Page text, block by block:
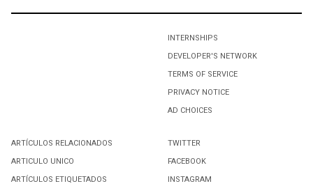
Promueve René Bejarano “Movimiento Nacional por la
UNA ALIANZA CON EL PAN SIGNIFICARÍA LA PUNTILLA
INTERNSHIPS
DEVELOPER'S NETWORK
TERMS OF SERVICE
PRIVACY NOTICE
AD CHOICES
ARTÍCULOS RELACIONADOS
ARTICULO UNICO
ARTÍCULOS ETIQUETADOS
TWITTER
FACEBOOK
INSTAGRAM